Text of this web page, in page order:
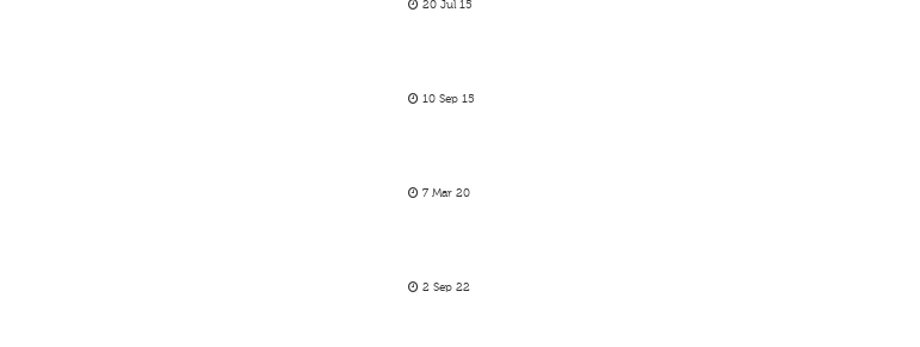
20 Jul 15
10 Sep 15
7 Mar 20
2 Sep 22